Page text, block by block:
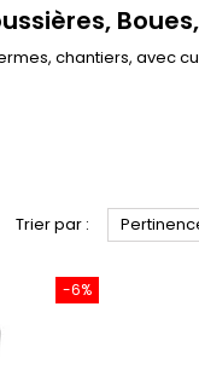
chantiers, avec
Trier par :
-6%